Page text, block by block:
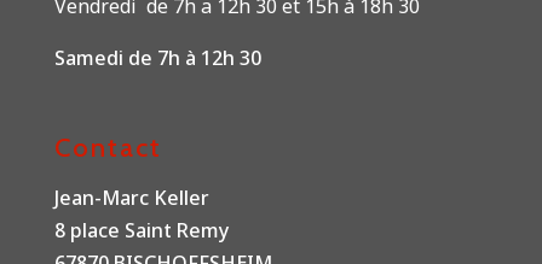
Vendredi de 7h a 12h 30 et 15h à 18h 30
Samedi de 7h à 12h 30
Contact
Jean-Marc Keller
8 place Saint Remy